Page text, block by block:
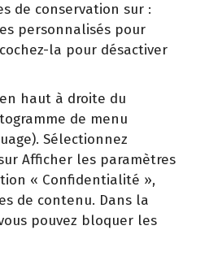
de conservation sur :
personnalisés pour
la pour désactiver
haut à droite du
de menu
Sélectionnez
Afficher les paramètres
« Confidentialité »,
de contenu. Dans la
pouvez bloquer les